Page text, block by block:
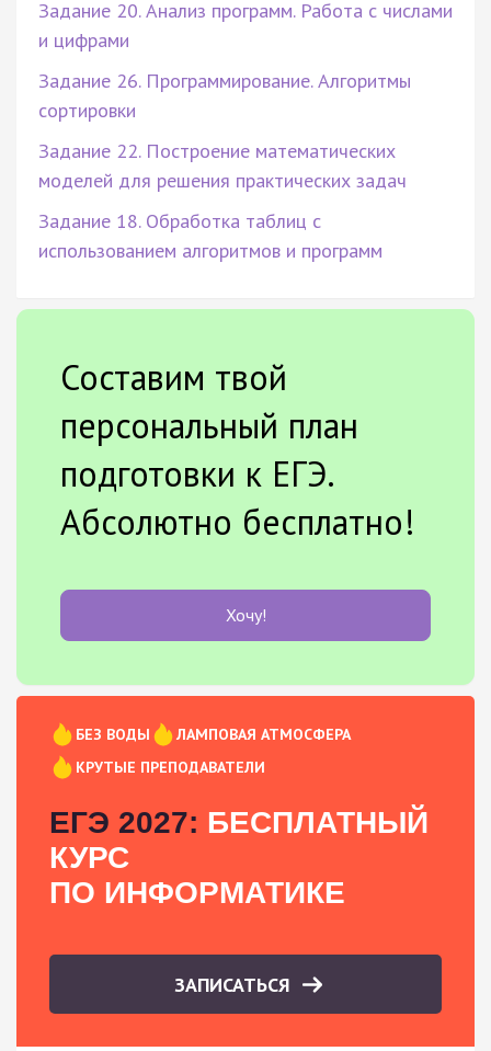
Задание 20. Анализ программ. Работа с числами
и цифрами
Задание 26. Программирование. Алгоритмы
сортировки
Задание 22. Построение математических
моделей для решения практических задач
Задание 18. Обработка таблиц с
использованием алгоритмов и программ
Составим твой
персональный план
подготовки к ЕГЭ.
Абсолютно бесплатно!
Хочу!
БЕЗ ВОДЫ
ЛАМПОВАЯ АТМОСФЕРА
КРУТЫЕ ПРЕПОДАВАТЕЛИ
ЕГЭ 2027: БЕСПЛАТНЫЙ
КУРС
ПО ИНФОРМАТИКЕ
ЗАПИСАТЬСЯ